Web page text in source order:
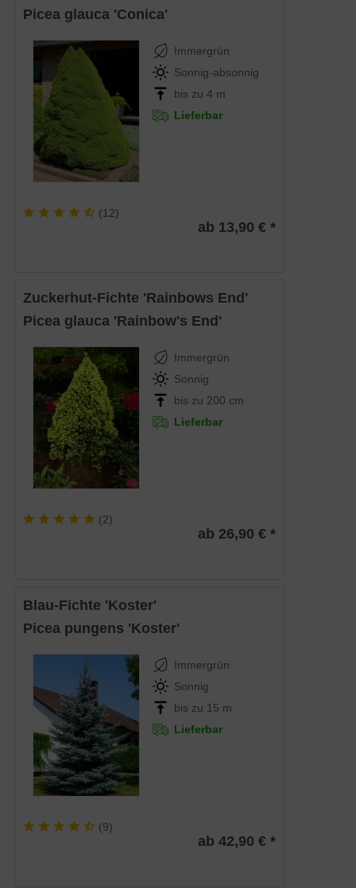
Picea glauca 'Conica'
Immergrün
Sonnig-absonnig
bis zu 4 m
Lieferbar
(12)
ab 13,90 € *
Zuckerhut-Fichte 'Rainbows End'
Picea glauca 'Rainbow's End'
Immergrün
Sonnig
bis zu 200 cm
Lieferbar
(2)
ab 26,90 € *
Blau-Fichte 'Koster'
Picea pungens 'Koster'
Immergrün
Sonnig
bis zu 15 m
Lieferbar
(9)
ab 42,90 € *